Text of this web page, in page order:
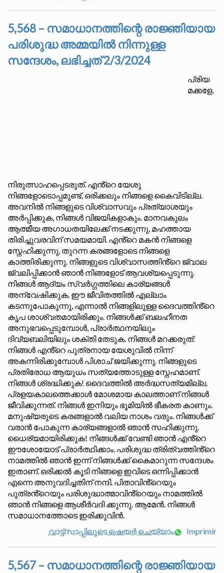
5,568 – സമാധാനത്തിന്റെ രാജ്ഞിയായ
പരിശുദ്ധ അമ്മയിൽ നിന്നുള്ള
സന്ദേശം, ലഭിച്ചത് 2/3/2024
പ്രിയ
മക്കളേ,
നിരുത്സാഹപ്പെടരുത്. എൻ്റെ യേശു
നിങ്ങളോടൊപ്പമുണ്ട്, ഒരിക്കലും നിങ്ങളെ കൈവിടില്ല.
അവനിൽ നിങ്ങളുടെ വിശ്വാസവും പ്രത്യാശയും
അർപ്പിക്കുക, നിങ്ങൾ വിജയികളാകും. മാനവകുലം
ആത്മീയ അഗാധതയിലേക്ക് നടക്കുന്നു, മഹത്തായ
തിരിച്ചുവരവിന് സമയമായി. എൻ്റെ മകൻ നിങ്ങളെ
സ്നേഹിക്കുന്നു, തുറന്ന കരങ്ങളോടെ നിങ്ങളെ
കാത്തിരിക്കുന്നു. നിങ്ങളുടെ വിശ്വാസത്തിൻ്റെ ജ്വാല
ജ്വലിപ്പിക്കാൻ ഞാൻ നിങ്ങളോട് ആവശ്യപ്പെടുന്നു.
നിങ്ങൾ ആദ്യം സ്വർഗ്ഗത്തിലെ കാര്യങ്ങൾ
അന്വേഷിക്കുക. ഈ ജീവിതത്തിൽ എല്ലാം
കടന്നുപോകുന്നു, എന്നാൽ നിങ്ങളിലുള്ള ദൈവത്തിൻ്റെ
കൃപ ശാശ്വതമായിരിക്കും. നിങ്ങൾക്ക് ബലഹീനത
അനുഭവപ്പെടുമ്പോൾ, പ്രാർത്ഥനയിലും
ദിവ്യബലിയിലും ശക്തി തേടുക. നിങ്ങൾ മറക്കരുത്:
നിങ്ങൾ എൻ്റെ പുത്രനായ യേശുവിൽ നിന്ന്
അകന്നിരിക്കുമ്പോൾ പിശാച് ജയിക്കുന്നു. നിങ്ങളുടെ
പ്രതിരോധ ആയുധം സത്യത്തോടുള്ള സ്നേഹമാണ്.
നിങ്ങൾ ശ്രദ്ധിക്കുക! ദൈവത്തിൽ അർദ്ധസത്യമില്ല.
പ്രളയകാലത്തെക്കാൾ മോശമായ കാലത്താണ് നിങ്ങൾ
ജീവിക്കുന്നത്. നിങ്ങൾ ഇനിയും ഭൂമിയിൽ ഭീകരത കാണും.
മനുഷ്യരുടെ കരങ്ങളാൽ വലിയ നാശം വരും. നിങ്ങൾക്ക്
വരാൻ പോകുന്ന കാര്യങ്ങളാൽ ഞാൻ സഹിക്കുന്നു.
ധൈര്യമായിരിക്കുക! നിങ്ങൾക്ക് വേണ്ടി ഞാൻ എൻ്റെ
ഈശോയോട് പ്രാർത്ഥിക്കാം. പരിശുദ്ധ ത്രിത്വത്തിൻ്റെ
നാമത്തിൽ ഞാൻ ഇന്ന് നിങ്ങൾക്ക് കൈമാറുന്ന സന്ദേശം
ഇതാണ്. ഒരിക്കൽ കൂടി നിങ്ങളെ ഇവിടെ ഒന്നിപ്പിക്കാൻ
എന്നെ അനുവദിച്ചതിന് നന്ദി. പിതാവിൻ്റെയും
പുത്രൻ്റെയും പരിശുദ്ധാത്മാവിൻ്റെയും നാമത്തിൽ
ഞാൻ നിങ്ങളെ ആശീർവദി ക്കുന്നു. ആമേൻ. നിങ്ങൾ
സമാധാനത്തോടെ ഇരിക്കുവിൻ.
വാട്ട്സാപ്പിലൂടെ ഷെയർ ചെയ്യാം
Imprimir
5,567 – സമാധാനത്തിന്റെ രാജ്ഞിയായ